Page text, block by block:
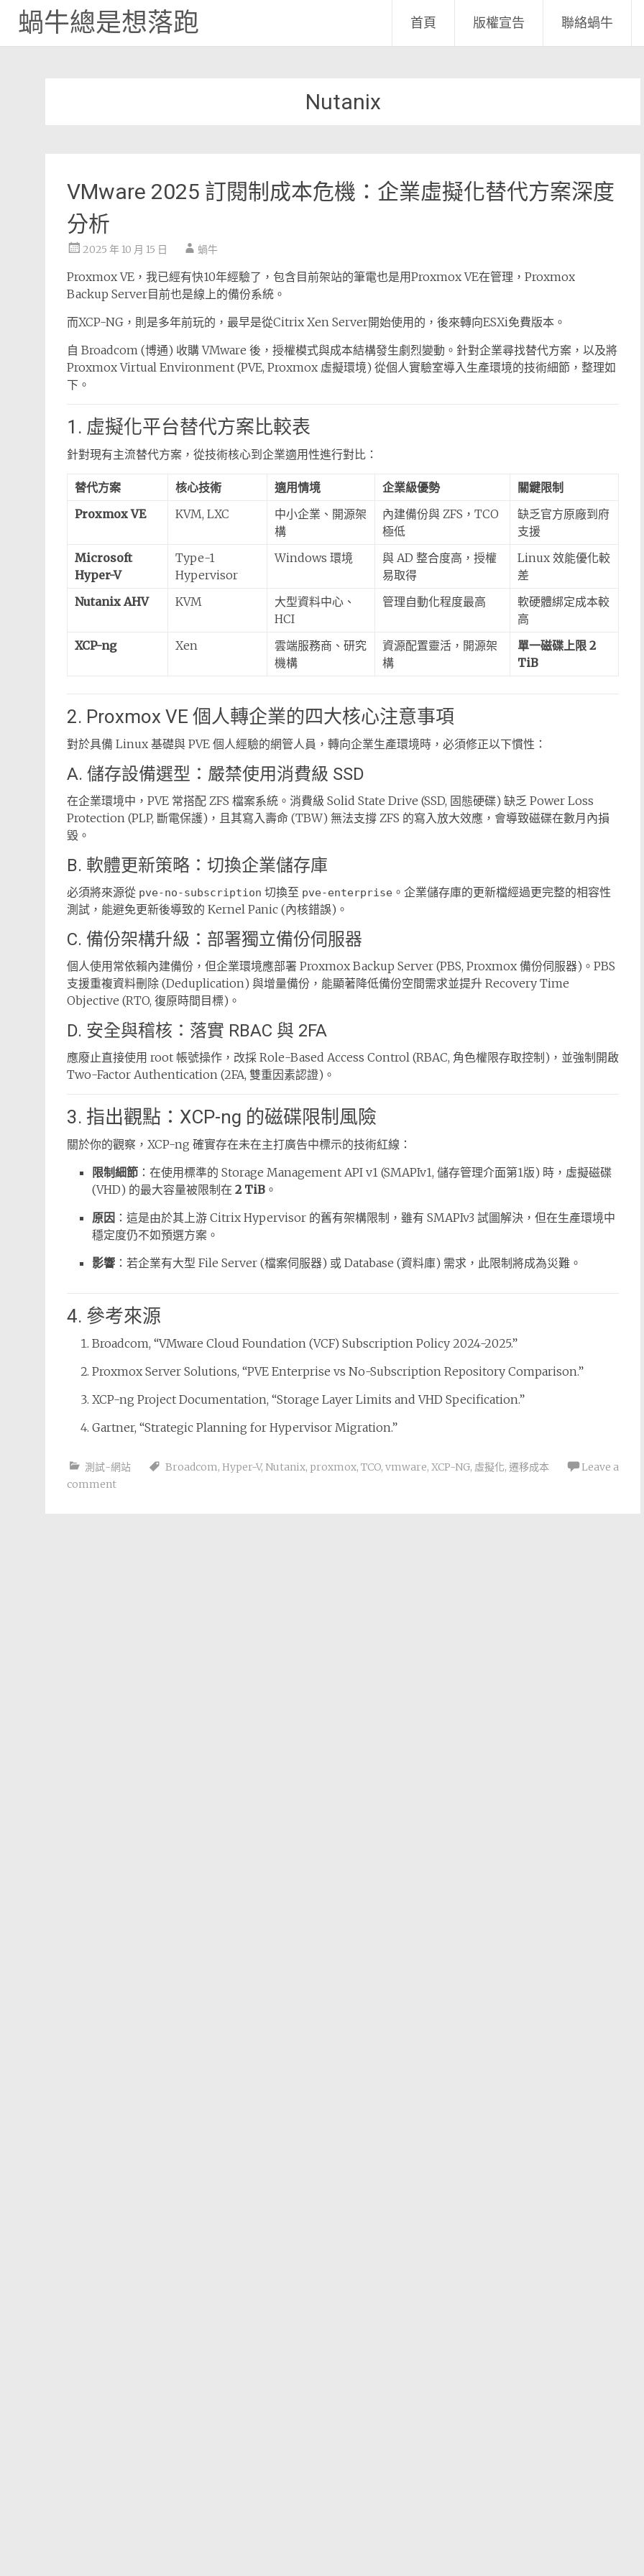
蝸牛總是想落跑 首頁 版權宣告 聯絡蝸牛
Nutanix
VMware 2025 訂閱制成本危機：企業虛擬化替代方案深度
分析
2025 年 10 月 15 日 蝸牛
Proxmox VE，我已經有快10年經驗了，包含目前架站的筆電也是用Proxmox VE在管理，Proxmox
Backup Server目前也是線上的備份系統。
而XCP-NG，則是多年前玩的，最早是從Citrix Xen Server開始使用的，後來轉向ESXi免費版本。
自 Broadcom (博通) 收購 VMware 後，授權模式與成本結構發生劇烈變動。針對企業尋找替代方案，以及將
Proxmox Virtual Environment (PVE, Proxmox 虛擬環境) 從個人實驗室導入生產環境的技術細節，整理如
下。
1. 虛擬化平台替代方案比較表
針對現有主流替代方案，從技術核心到企業適用性進行對比：
替代方案 核心技術 適用情境 企業級優勢
關鍵限制
Proxmox VE
KVM, LXC
中小企業、開源架
構
內建備份與 ZFS，TCO
極低
缺乏官方原廠到府
支援
Microsoft
Hyper-V
Type-1
Hypervisor
Windows 環境
與 AD 整合度高，授權
易取得
Linux 效能優化較
差
Nutanix AHV
KVM
大型資料中心、
HCI
管理自動化程度最高
軟硬體綁定成本較
高
XCP-ng
Xen
雲端服務商、研究
機構
資源配置靈活，開源架
構
單一磁碟上限 2
TiB
2. Proxmox VE 個人轉企業的四大核心注意事項
對於具備 Linux 基礎與 PVE 個人經驗的網管人員，轉向企業生產環境時，必須修正以下慣性：
A. 儲存設備選型：嚴禁使用消費級 SSD
在企業環境中，PVE 常搭配 ZFS 檔案系統。消費級 Solid State Drive (SSD, 固態硬碟) 缺乏 Power Loss
Protection (PLP, 斷電保護)，且其寫入壽命 (TBW) 無法支撐 ZFS 的寫入放大效應，會導致磁碟在數月內損
毀。
B. 軟體更新策略：切換企業儲存庫
必須將來源從 pve-no-subscription 切換至 pve-enterprise 。企業儲存庫的更新檔經過更完整的相容性
測試，能避免更新後導致的 Kernel Panic (內核錯誤)。
C. 備份架構升級：部署獨立備份伺服器
個人使用常依賴內建備份，但企業環境應部署 Proxmox Backup Server (PBS, Proxmox 備份伺服器)。PBS
支援重複資料刪除 (Deduplication) 與增量備份，能顯著降低備份空間需求並提升 Recovery Time
Objective (RTO, 復原時間目標)。
D. 安全與稽核：落實 RBAC 與 2FA
應廢止直接使用 root 帳號操作，改採 Role-Based Access Control (RBAC, 角色權限存取控制)，並強制開啟
Two-Factor Authentication (2FA, 雙重因素認證)。
3. 指出觀點：XCP-ng 的磁碟限制風險
關於你的觀察，XCP-ng 確實存在未在主打廣告中標示的技術紅線：
限制細節 ：在使用標準的 Storage Management API v1 (SMAPIv1, 儲存管理介面第1版) 時，虛擬磁碟
(VHD) 的最大容量被限制在 2 TiB 。
原因 ：這是由於其上游 Citrix Hypervisor 的舊有架構限制，雖有 SMAPIv3 試圖解決，但在生產環境中
穩定度仍不如預選方案。
影響 ：若企業有大型 File Server (檔案伺服器) 或 Database (資料庫) 需求，此限制將成為災難。
4. 參考來源
Broadcom, “VMware Cloud Foundation (VCF) Subscription Policy 2024-2025.”
Proxmox Server Solutions, “PVE Enterprise vs No-Subscription Repository Comparison.”
XCP-ng Project Documentation, “Storage Layer Limits and VHD Specification.”
Gartner, “Strategic Planning for Hypervisor Migration.”
測試-網站 Broadcom, Hyper-V, Nutanix, proxmox, TCO, vmware, XCP-NG, 虛擬化, 遷移成本
Leave a
comment